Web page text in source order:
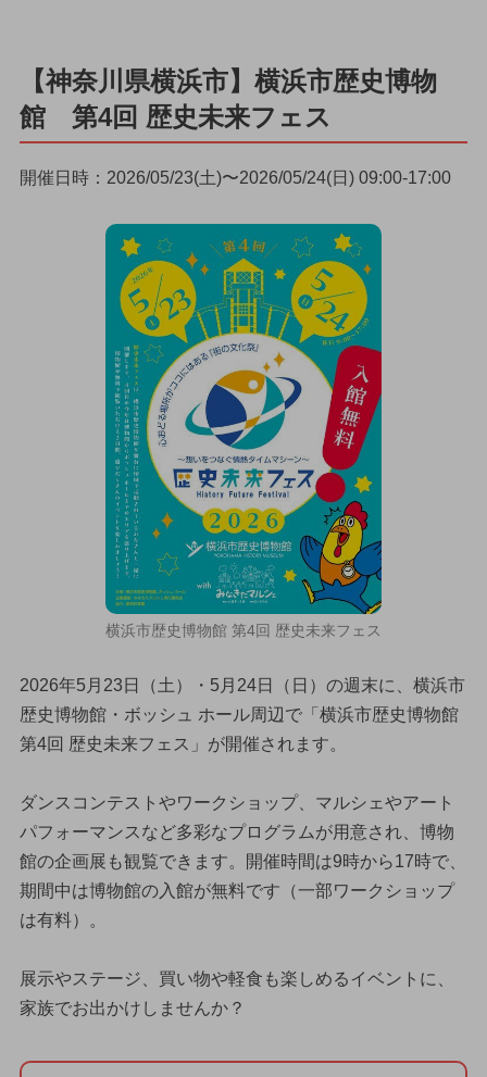
【神奈川県横浜市】横浜市歴史博物
館 第4回 歴史未来フェス
開催日時：2026/05/23(土)〜2026/05/24(日) 09:00-17:00
横浜市歴史博物館 第4回 歴史未来フェス
2026年5月23日（土）・5月24日（日）の週末に、横浜市
歴史博物館・ボッシュ ホール周辺で「横浜市歴史博物館
第4回 歴史未来フェス」が開催されます。
ダンスコンテストやワークショップ、マルシェやアート
パフォーマンスなど多彩なプログラムが用意され、博物
館の企画展も観覧できます。開催時間は9時から17時で、
期間中は博物館の入館が無料です（一部ワークショップ
は有料）。
展示やステージ、買い物や軽食も楽しめるイベントに、
家族でお出かけしませんか？